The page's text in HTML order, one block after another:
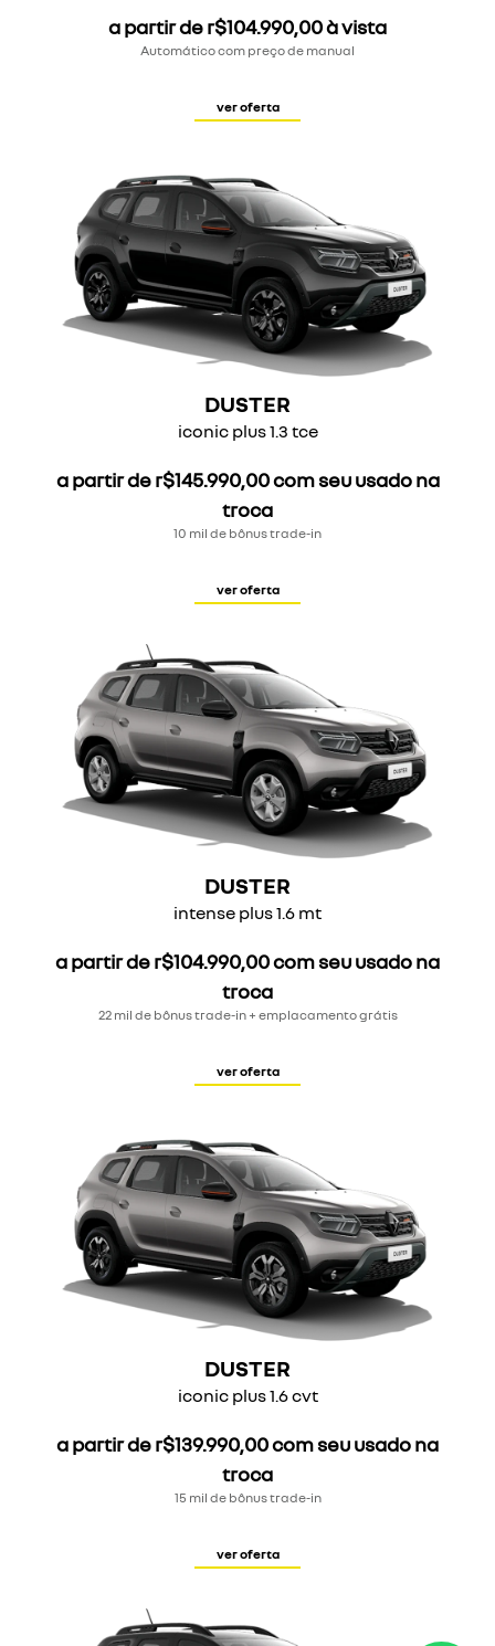
a partir de r$104.990,00 à vista
Automático com preço de manual
ver oferta
DUSTER
iconic plus 1.3 tce
a partir de r$145.990,00 com seu usado na
troca
10 mil de bônus trade-in
ver oferta
DUSTER
intense plus 1.6 mt
a partir de r$104.990,00 com seu usado na
troca
22 mil de bônus trade-in + emplacamento grátis
ver oferta
DUSTER
iconic plus 1.6 cvt
a partir de r$139.990,00 com seu usado na
troca
15 mil de bônus trade-in
ver oferta